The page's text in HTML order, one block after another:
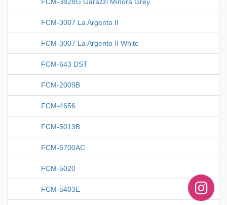
FCM-3828G Garazzi Minora Grey
FCM-3007 La Argento II
FCM-3007 La Argento II White
FCM-643 DST
FCM-2009B
FCM-4656
FCM-5013B
FCM-5700AC
FCM-5020
FCM-5403E